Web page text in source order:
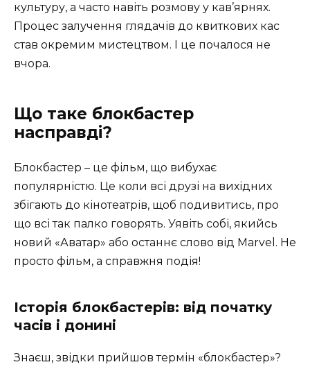
культуру, а часто навіть розмову у кав’ярнях.
Процес залучення глядачів до квиткових кас
став окремим мистецтвом. І це почалося не
вчора.
Що таке блокбастер
насправді?
Блокбастер – це фільм, що вибухає
популярністю. Це коли всі друзі на вихідних
збігають до кінотеатрів, щоб подивитись, про
що всі так палко говорять. Уявіть собі, якийсь
новий «Аватар» або останнє слово від Marvel. Не
просто фільм, а справжня подія!
Історія блокбастерів: від початку
часів і донині
Знаєш, звідки прийшов термін «блокбастер»?